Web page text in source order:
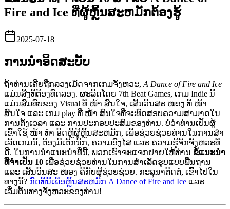
Fire and Ice ທີ່ຜູ້ຫຼິ້ນສະຫມັກຕ້ອງຮູ້
2025-07-18
ການນໍາອິດສະບັບ
ຖ້າທ່ານເຄີຍຖືກລວງເມັດຈາກເກມຈັງຫວະ, A Dance of Fire and Ice
ແມ່ນສິ່ງທີ່ຕ້ອງທົດລອງ. ຜະລິດໂດຍ 7th Beat Games, ເກມ Indie ນີ້
ແມ່ນສົມທົບຂອງ Visual ທີ່ ໜ້າ ສົນໃຈ, ເສັ້ນວິນສະ ໜອງ ທີ່ ໜ້າ
ສົນໃຈ ແລະ ເກມ play ທີ່ ໜ້າ ສົນໃຈທີ່ຈະທົດສອບຄວາມສາມາດໃນ
ການຕັ້ງເວລາ ແລະ ການປະກອບປະສົມຂອງທ່ານ. ບໍ່ວ່າທ່ານເປັນຜູ້
ເຂົ້າໃຊ້ ໜ້າ ທຳ ອິດຫຼືຜູ້ຫຼິ້ນສະຫມັກ, ເພື່ອຊ່ວຍຊ່ວຍທ່ານໃນການສໍາ
ເລັດເກມນີ້, ຕ້ອງມີເຕັກນິກ, ຄວາມອົງໄສ ແລະ ຄວາມຮູ້ຈັກຈັງຫວະທີ່
ດີ. ໃນການນໍາແນະນໍາທີ່ນີ້, ພວກເຮົາຈະແຈກຢາຍໃຫ້ທ່ານ ຂໍ້ແນະນໍາ
ທີ່ຈໍາເປັນ 10 ເພື່ອຊ່ວຍຊ່ວຍທ່ານໃນການສໍາເລັດຮູບແບບພື້ນຖານ
ແລະ ເສັ້ນວິນສະ ໜອງ ຄືກັບຜູ້ຊ່ວຍຊ່ວຍ. ກະລຸນາຕິດຕໍ່, ເຂົ້າໄປໃນ
ທາງນີ້? ກົດທີ່ນີ້ເພື່ອຫຼິ້ນສະຫມັກ A Dance of Fire and Ice ແລະ
ເລີ່ມຕົ້ນທາງຈັງຫວະຂອງທ່ານ!